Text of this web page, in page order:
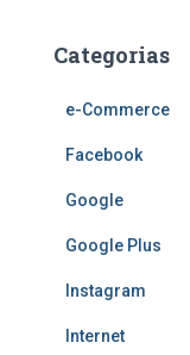
Categorias
e-Commerce
Facebook
Google
Google Plus
Instagram
Internet